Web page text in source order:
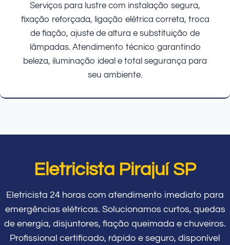
Serviços para lustre com instalação segura,
fixação reforçada, ligação elétrica correta, troca
de fiação, ajuste de altura e substituição de
lâmpadas. Atendimento técnico garantindo
beleza, iluminação ideal e total segurança para
seu ambiente.
Eletricista Pirajuí SP
Eletricista 24 horas com atendimento imediato para
emergências elétricas. Solucionamos curtos, quedas
de energia, disjuntores, fiação queimada e chuveiros.
Profissional certificado, rápido e seguro, disponível